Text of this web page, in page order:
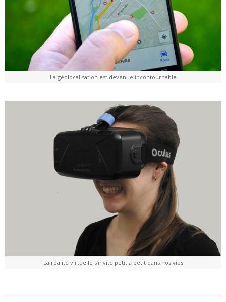
La géolocalisation est devenue incontournable
La réalité virtuelle s’invite petit à petit dans nos vies